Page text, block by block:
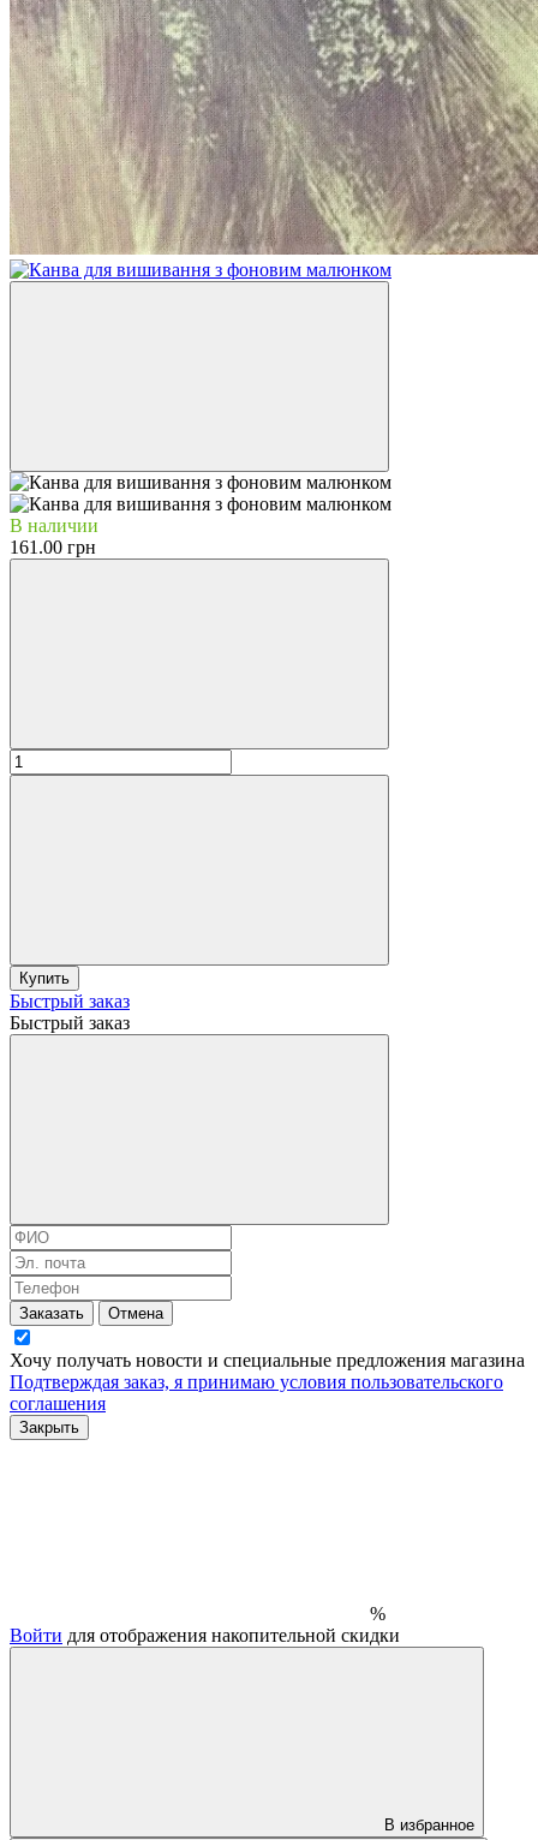
В наличии
161.00 грн
Купить
Быстрый заказ
Быстрый заказ
Заказать Отмена
Хочу получать новости и специальные предложения магазина
Подтверждая заказ, я принимаю условия пользовательского
соглашения
Закрыть
%
Войти для отображения накопительной скидки
В избранное